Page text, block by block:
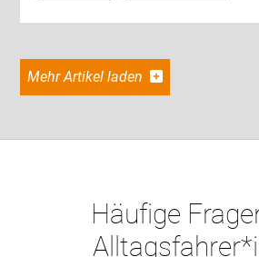
Mehr Artikel laden
Häufige